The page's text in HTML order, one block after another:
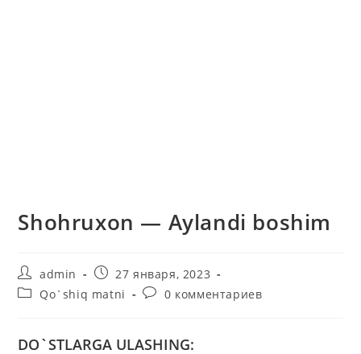
Shohruxon — Aylandi boshim
Автор
записи:
admin
Запись
опубликована:
27 января, 2023
РубрикаQo`shiq matni
Комментарии
0 комментариев
DO`STLARGA ULASHING: